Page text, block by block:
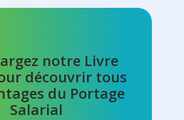
notre Livre
découvrir tous
du Portage
Salarial